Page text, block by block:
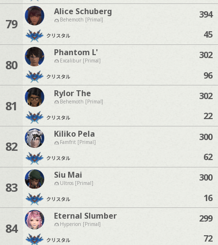
79
Alice Schuberg
Behemoth [Primal]
クリスタル
394
45
80
Phantom L'
Excalibur [Primal]
クリスタル
302
96
81
Rylor The
Behemoth [Primal]
クリスタル
302
22
82
Kiliko Pela
Famfrit [Primal]
クリスタル
300
62
83
Siu Mai
Ultros [Primal]
クリスタル
300
16
84
Eternal Slumber
Hyperion [Primal]
クリスタル
299
72